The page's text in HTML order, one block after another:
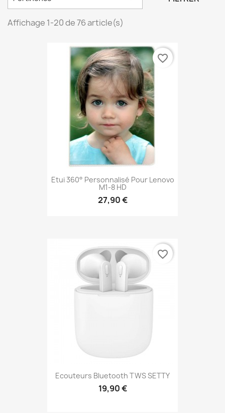
Affichage 1-20 de 76 article(s)
Etui 360° Personnalisé Pour Lenovo
M1-8 HD
27,90 €
favorite_border
Ecouteurs Bluetooth TWS SETTY
19,90 €
favorite_border